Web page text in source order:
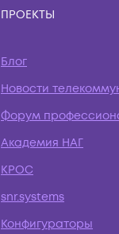
ПРОЕКТЫ
Блог
Новости
Форум
Академия НАГ
КРОС
snr.systems
Конфигураторы